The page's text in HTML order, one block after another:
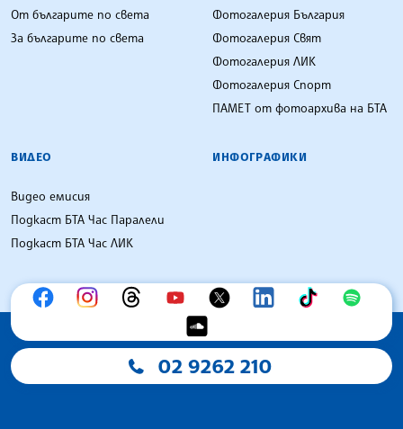
От българите по света
За българите по света
Фотогалерия България
Фотогалерия Свят
Фотогалерия ЛИК
Фотогалерия Спорт
ПАМЕТ от фотоархива на БТА
ВИДЕО
Видео емисия
Подкаст БТА Час Паралели
Подкаст БТА Час ЛИК
ИНФОГРАФИКИ
02 9262 210